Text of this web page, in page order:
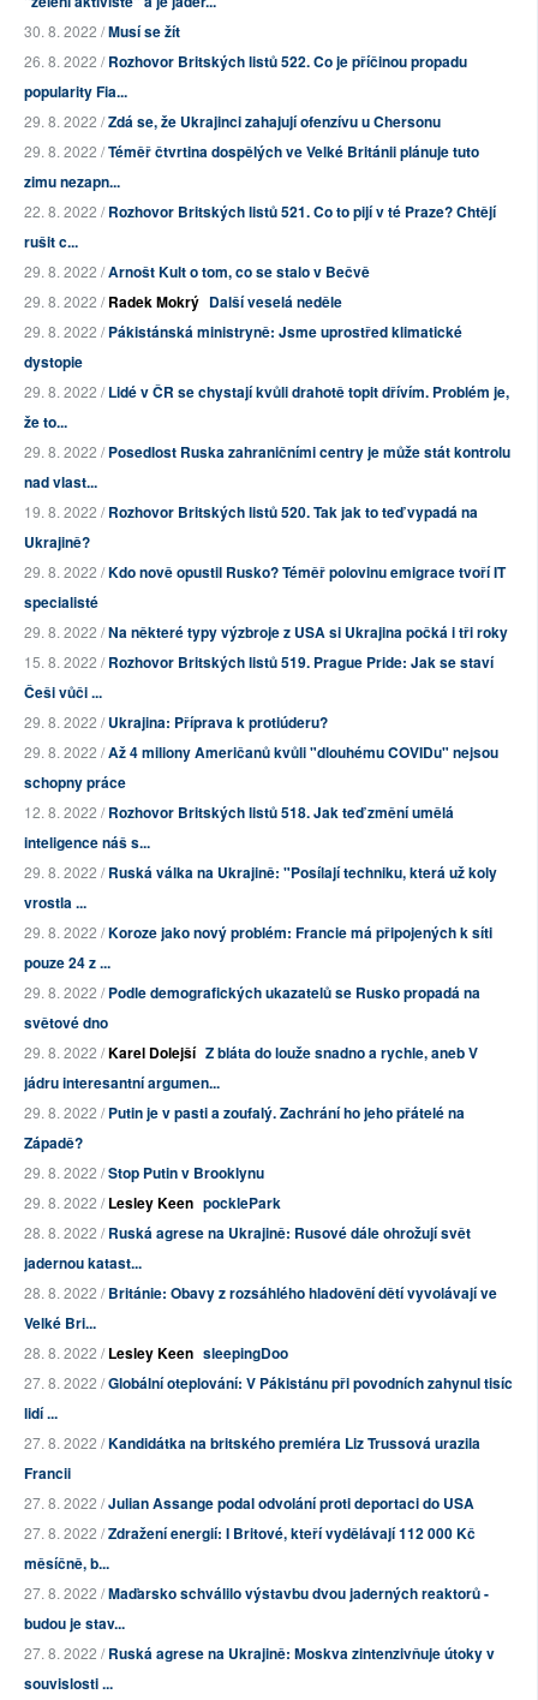
30. 8. 2022 /Musí se žít
26. 8. 2022 /Rozhovor Britských listů 522. Co je příčinou propadu
popularity Fia...
29. 8. 2022 /Zdá se, že Ukrajinci zahajují ofenzívu u Chersonu
29. 8. 2022 /Téměř čtvrtina dospělých ve Velké Británii plánuje tuto
zimu nezapn...
22. 8. 2022 /Rozhovor Britských listů 521. Co to pijí v té Praze? Chtějí
rušit c...
29. 8. 2022 /Arnošt Kult o tom, co se stalo v Bečvě
29. 8. 2022 /Radek Mokrý Další veselá neděle
29. 8. 2022 /Pákistánská ministryně: Jsme uprostřed klimatické
dystopie
29. 8. 2022 /Lidé v ČR se chystají kvůli drahotě topit dřívím. Problém je,
že to...
29. 8. 2022 /Posedlost Ruska zahraničními centry je může stát kontrolu
nad vlast...
19. 8. 2022 /Rozhovor Britských listů 520. Tak jak to teď vypadá na
Ukrajině?
29. 8. 2022 /Kdo nově opustil Rusko? Téměř polovinu emigrace tvoří IT
specialisté
29. 8. 2022 /Na některé typy výzbroje z USA si Ukrajina počká i tři roky
15. 8. 2022 /Rozhovor Britských listů 519. Prague Pride: Jak se staví
Češi vůči ...
29. 8. 2022 /Ukrajina: Příprava k protiúderu?
29. 8. 2022 /Až 4 miliony Američanů kvůli "dlouhému COVIDu" nejsou
schopny práce
12. 8. 2022 /Rozhovor Britských listů 518. Jak teď změní umělá
inteligence náš s...
29. 8. 2022 /Ruská válka na Ukrajině: "Posílají techniku, která už koly
vrostla ...
29. 8. 2022 /Koroze jako nový problém: Francie má připojených k síti
pouze 24 z ...
29. 8. 2022 /Podle demografických ukazatelů se Rusko propadá na
světové dno
29. 8. 2022 /Karel Dolejší Z bláta do louže snadno a rychle, aneb V
jádru interesantní argumen...
29. 8. 2022 /Putin je v pasti a zoufalý. Zachrání ho jeho přátelé na
Západě?
29. 8. 2022 /Stop Putin v Brooklynu
29. 8. 2022 /Lesley Keen pocklePark
28. 8. 2022 /Ruská agrese na Ukrajině: Rusové dále ohrožují svět
jadernou katast...
28. 8. 2022 /Británie: Obavy z rozsáhlého hladovění dětí vyvolávají ve
Velké Bri...
28. 8. 2022 /Lesley Keen sleepingDoo
27. 8. 2022 /Globální oteplování: V Pákistánu při povodních zahynul tisíc
lidí ...
27. 8. 2022 /Kandidátka na britského premiéra Liz Trussová urazila
Francii
27. 8. 2022 /Julian Assange podal odvolání proti deportaci do USA
27. 8. 2022 /Zdražení energií: I Britové, kteří vydělávají 112 000 Kč
měsíčně, b...
27. 8. 2022 /Maďarsko schválilo výstavbu dvou jaderných reaktorů -
budou je stav...
27. 8. 2022 /Ruská agrese na Ukrajině: Moskva zintenzivňuje útoky v
souvislosti ...